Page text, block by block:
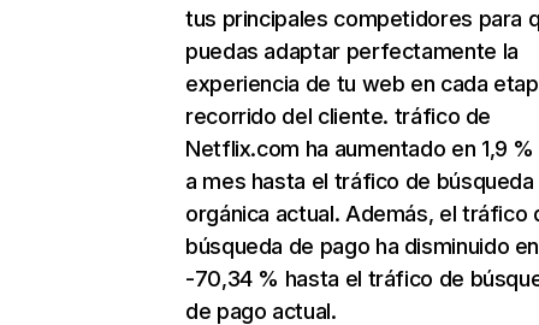
tus principales competidores para
puedas adaptar perfectamente la
experiencia de tu web en cada
recorrido del cliente. tráfico de
Netflix.com ha aumentado en 1,9
a mes hasta el tráfico de búsqueda
orgánica actual. Además, el tráfico
búsqueda de pago ha disminuido en
-70,34 % hasta el tráfico de
de pago actual.